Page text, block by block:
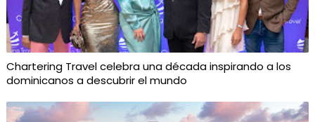
Chartering Travel celebra una década inspirando a los
dominicanos a descubrir el mundo